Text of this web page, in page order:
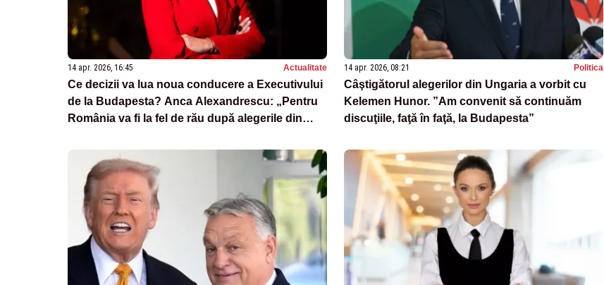
14 apr. 2026, 16:45 Actualitate
Ce decizii va lua noua conducere a Executivului
de la Budapesta? Anca Alexandrescu: „Pentru
România va fi la fel de rău după alegerile din
14 apr. 2026, 08:21 Politica
Câştigătorul alegerilor din Ungaria a vorbit cu
Kelemen Hunor. ”Am convenit să continuăm
discuţiile, faţă în faţă, la Budapesta”